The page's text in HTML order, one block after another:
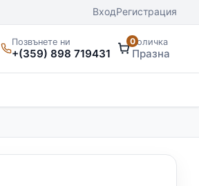
ВходРегистрация
Позвънете ни
+(359) 898 719431
0Количка
Празна